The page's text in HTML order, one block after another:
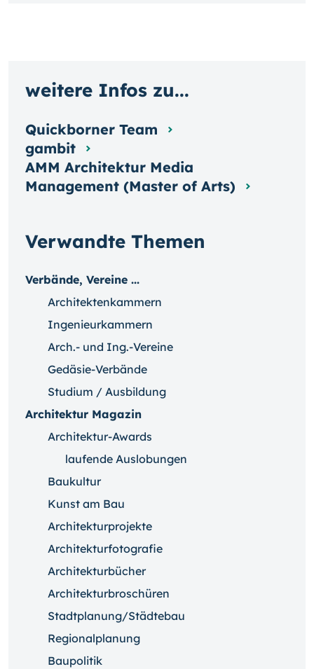
Verwandte Themen
Verbände, Vereine ...
Architektenkammern
Ingenieurkammern
Arch.- und Ing.-Vereine
Gedäsie-Verbände
Studium / Ausbildung
Architektur Magazin
Architektur-Awards
laufende Auslobungen
Baukultur
Kunst am Bau
Architekturprojekte
Architekturfotografie
Architekturbücher
Architekturbroschüren
Stadtplanung/Städtebau
Regionalplanung
Baupolitik
weitere Infos zu...
Quickborner Team
gambit
AMM Architektur Media
Management (Master of Arts)